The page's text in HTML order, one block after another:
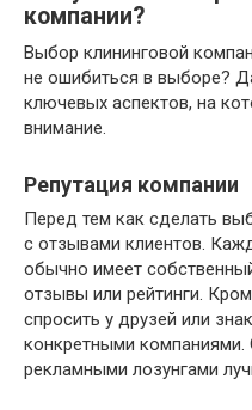
компании?
Выбор клининговой
не ошибиться в выборе?
ключевых аспектов, на
внимание.
Репутация компании
Перед тем как сделать
с отзывами клиентов.
обычно имеет
отзывы или рейтинги.
спросить у друзей или
конкретными
рекламными лозунгами